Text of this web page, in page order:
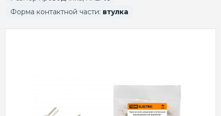
Форма контактной части: втулка